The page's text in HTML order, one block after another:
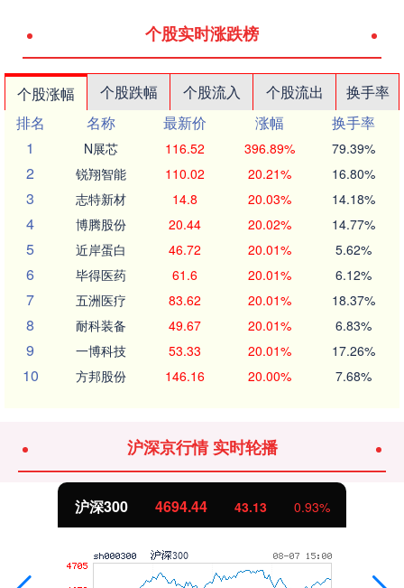
个股实时涨跌榜
个股涨幅 个股跌幅 个股流入 个股流出
换手率
排名
名称 最新价 涨幅
换手率
1
N展芯 116.52 396.89% 79.39%
2 锐翔智能 110.02 20.21% 16.80%
3 志特新材 14.8 20.03% 14.18%
4 博腾股份 20.44 20.02% 14.77%
5 近岸蛋白 46.72 20.01% 5.62%
6 毕得医药 61.6 20.01% 6.12%
7 五洲医疗 83.62 20.01% 18.37%
8 耐科装备 49.67 20.01% 6.83%
9 一博科技 53.33 20.01% 17.26%
10 方邦股份 146.16 20.00% 7.68%
沪深京行情 实时轮播
北证50 1134.24